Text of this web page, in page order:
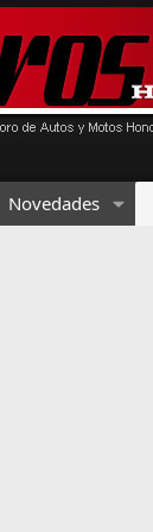
Novedades